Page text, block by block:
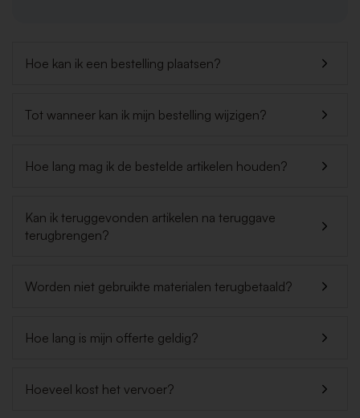
Hoe kan ik een bestelling plaatsen?
Tot wanneer kan ik mijn bestelling wijzigen?
Hoe lang mag ik de bestelde artikelen houden?
Kan ik teruggevonden artikelen na teruggave
terugbrengen?
Worden niet gebruikte materialen terugbetaald?
Hoe lang is mijn offerte geldig?
Hoeveel kost het vervoer?